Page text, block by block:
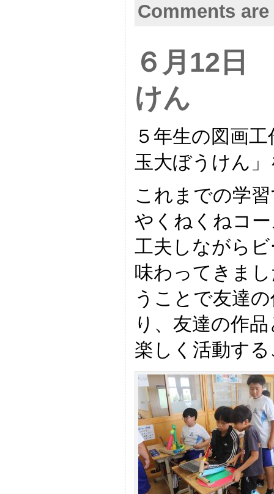
Comments
６月12日
けん
５年生の図画
玉大ぼうけん
これまでの学
やくねくねコ
工夫しながら
味わってきま
うことで友達
り、友達の作
楽しく活動す